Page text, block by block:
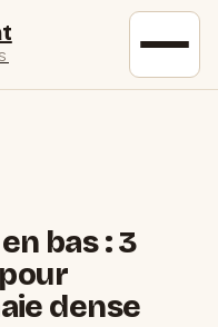
bas : 3
dense